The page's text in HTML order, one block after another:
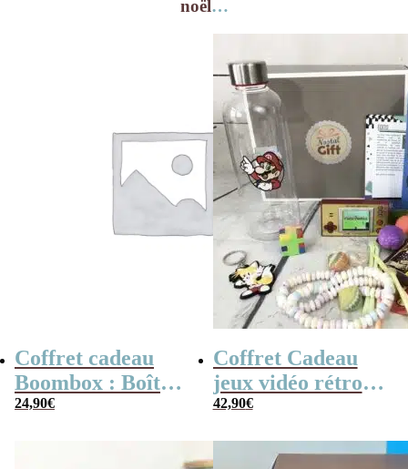
noël…
Coffret cadeau
Boombox : Boîte
bonbons des
24,90€
Coffret Cadeau
jeux vidéo rétro
(avec sa console de
42,90€